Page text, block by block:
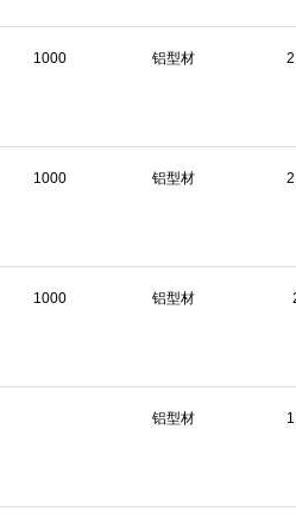
1000 铝型材
1000 铝型材
1000 铝型材
铝型材